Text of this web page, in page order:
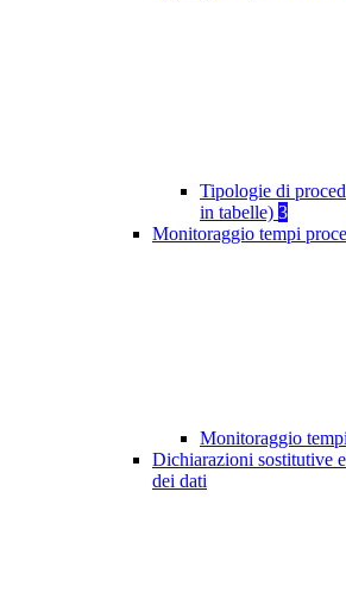
Tipologie di
in tabelle) 3
Monitoraggio tempi
Monitoraggio
Dichiarazioni sostitutive
dei dati